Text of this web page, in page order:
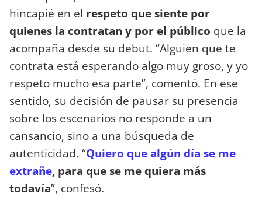
hincapié en el respeto que siente por
quienes la contratan y por el público que la
acompaña desde su debut. “Alguien que te
contrata está esperando algo muy groso, y yo
respeto mucho esa parte”, comentó. En ese
sentido, su decisión de pausar su presencia
sobre los escenarios no responde a un
cansancio, sino a una búsqueda de
autenticidad. “Quiero que algún día se me
extrañe, para que se me quiera más
todavía”, confesó.